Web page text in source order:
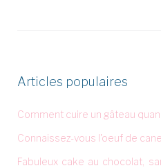
Articles populaires
Comment cuire un gâteau
Connaissez-vous l'oeuf de
Fabuleux cake au chocolat,